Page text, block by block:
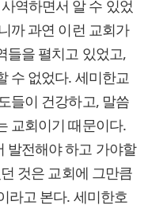
역하면서 알 수 있었
까 과연 이런 교회가
들을 펼치고 있었고,
수 없었다. 세미한교
들이 건강하고, 말씀
교회이기 때문이다.
발전해야 하고 가야할
것은 교회에 그만큼
라고 본다. 세미한호